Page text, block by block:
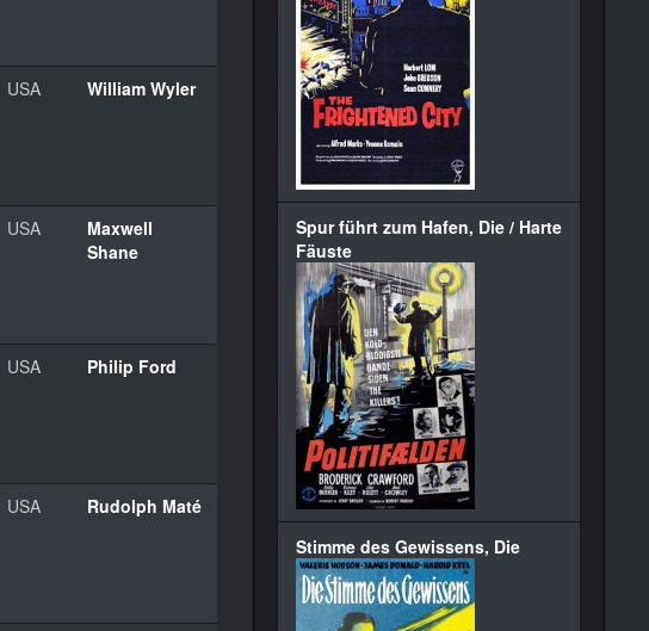
USA William Wyler
USA
Maxwell
Shane
USA Philip Ford
USA Rudolph Maté
Spur führt zum Hafen, Die / Harte
Fäuste
Stimme des Gewissens, Die